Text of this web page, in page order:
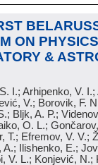
ON
&
I.; Arhipenko, V.
V.; Borovik, F.
Bljk, A. P.;
O. L.;
T.; Efremov, V. V.;
Ilishenko, E.;
V. L.; Konjević, N.;